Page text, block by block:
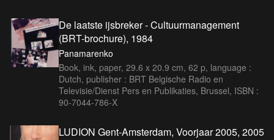
De laatste ijsbreker - Cultuurmanagement
(BRT-brochure), 1984
Panamarenko
Book, ink, paper, 29.6 x 20.9 cm, 62 p, language :
Dutch, publisher : BRT Belgische Radio en
Televisie/Dienst Pers en Publikaties, Brussel, ISBN :
90-7044-786-X
LUDION Gent-Amsterdam, Voorjaar 2005, 2005